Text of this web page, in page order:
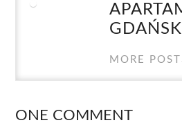
GDAŃSK
MORE
ONE COMMENT